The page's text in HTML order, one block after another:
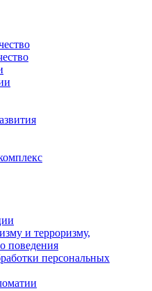
и терроризму,
поведения
персональных